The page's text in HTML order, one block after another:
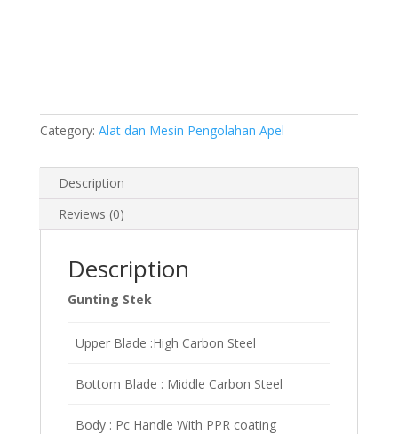
Category: Alat dan Mesin Pengolahan Apel
Description
Reviews (0)
Description
Gunting Stek
Upper Blade :High Carbon Steel
Bottom Blade : Middle Carbon Steel
Body : Pc Handle With PPR coating